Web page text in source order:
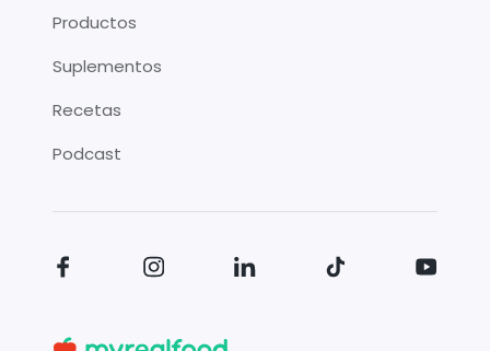
Productos
Suplementos
Recetas
Podcast